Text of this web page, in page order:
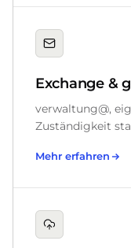
Exchange &
verwaltung@,
Zuständigkeit
Mehr erfahren